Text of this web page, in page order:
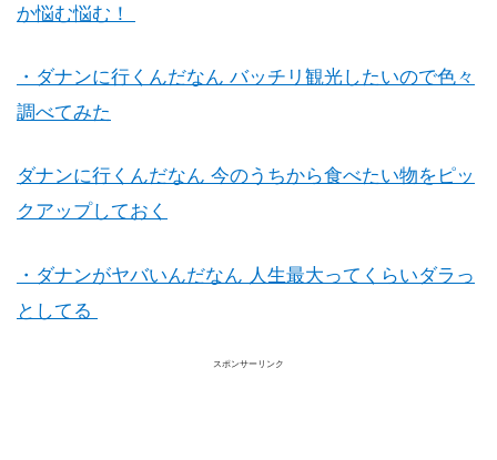
か悩む悩む！
・ダナンに行くんだなん バッチリ観光したいので色々
調べてみた
ダナンに行くんだなん 今のうちから食べたい物をピッ
クアップしておく
・ダナンがヤバいんだなん 人生最大ってくらいダラっ
としてる
スポンサーリンク